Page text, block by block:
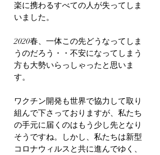
楽に携わるすべての人が失ってしま
いました。
2020春、一体この先どうなってしま
うのだろう・・不安になってしまう
方も大勢いらっしゃったと思いま
す。
ワクチン開発も世界で協力して取り
組んで下さっておりますが、私たち
の手元に届くのはもう少し先となり
そうですね。しかし、私たちは新型
コロナウィルスと共に進んでゆく、